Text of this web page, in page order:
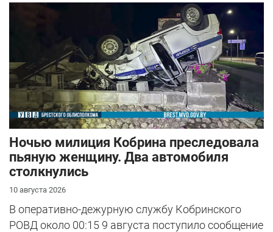
Ночью милиция Кобрина преследовала
пьяную женщину. Два автомобиля
столкнулись
10 августа 2026
В оперативно-дежурную службу Кобринского
РОВД около 00:15 9 августа поступило сообщение